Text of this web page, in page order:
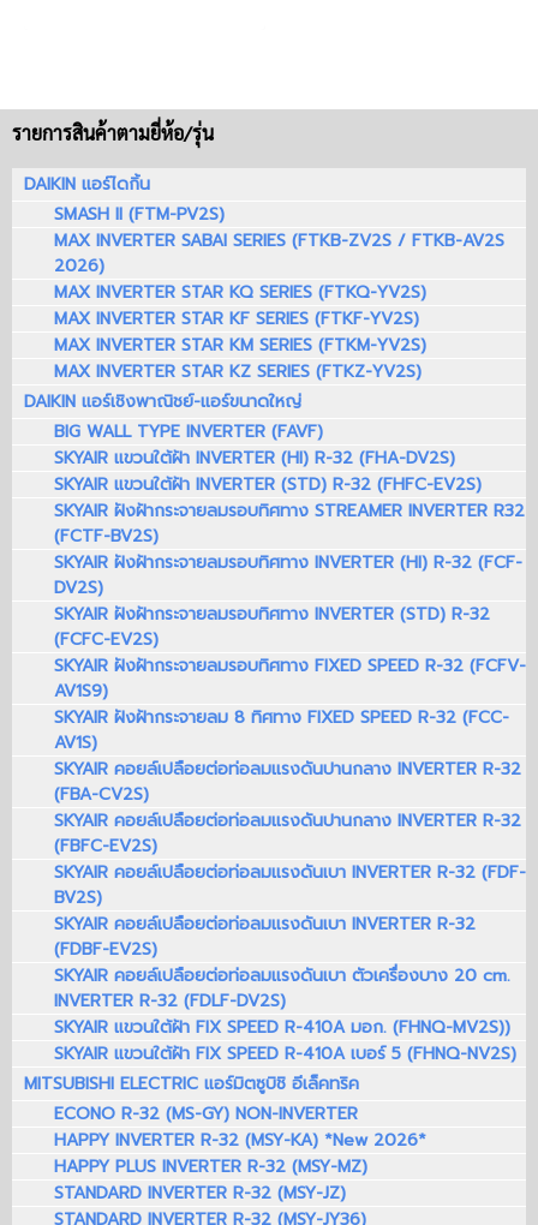
รายการสินค้าตามยี่ห้อ/รุ่น
DAIKIN แอร์ไดกิ้น
SMASH II (FTM-PV2S)
MAX INVERTER SABAI SERIES (FTKB-ZV2S / FTKB-AV2S
2026)
MAX INVERTER STAR KQ SERIES (FTKQ-YV2S)
MAX INVERTER STAR KF SERIES (FTKF-YV2S)
MAX INVERTER STAR KM SERIES (FTKM-YV2S)
MAX INVERTER STAR KZ SERIES (FTKZ-YV2S)
DAIKIN แอร์เชิงพาณิชย์-แอร์ขนาดใหญ่
BIG WALL TYPE INVERTER (FAVF)
SKYAIR แขวนใต้ฝ้า INVERTER (HI) R-32 (FHA-DV2S)
SKYAIR แขวนใต้ฝ้า INVERTER (STD) R-32 (FHFC-EV2S)
SKYAIR ฝังฝ้ากระจายลมรอบทิศทาง STREAMER INVERTER R32
(FCTF-BV2S)
SKYAIR ฝังฝ้ากระจายลมรอบทิศทาง INVERTER (HI) R-32 (FCF-
DV2S)
SKYAIR ฝังฝ้ากระจายลมรอบทิศทาง INVERTER (STD) R-32
(FCFC-EV2S)
SKYAIR ฝังฝ้ากระจายลมรอบทิศทาง FIXED SPEED R-32 (FCFV-
AV1S9)
SKYAIR ฝังฝ้ากระจายลม 8 ทิศทาง FIXED SPEED R-32 (FCC-
AV1S)
SKYAIR คอยล์เปลือยต่อท่อลมแรงดันปานกลาง INVERTER R-32
(FBA-CV2S)
SKYAIR คอยล์เปลือยต่อท่อลมแรงดันปานกลาง INVERTER R-32
(FBFC-EV2S)
SKYAIR คอยล์เปลือยต่อท่อลมแรงดันเบา INVERTER R-32 (FDF-
BV2S)
SKYAIR คอยล์เปลือยต่อท่อลมแรงดันเบา INVERTER R-32
(FDBF-EV2S)
SKYAIR คอยล์เปลือยต่อท่อลมแรงดันเบา ตัวเครื่องบาง 20 cm.
INVERTER R-32 (FDLF-DV2S)
SKYAIR แขวนใต้ฝ้า FIX SPEED R-410A มอก. (FHNQ-MV2S))
SKYAIR แขวนใต้ฝ้า FIX SPEED R-410A เบอร์ 5 (FHNQ-NV2S)
MITSUBISHI ELECTRIC แอร์มิตซูบิชิ อีเล็คทริค
ECONO R-32 (MS-GY) NON-INVERTER
HAPPY INVERTER R-32 (MSY-KA) *New 2026*
HAPPY PLUS INVERTER R-32 (MSY-MZ)
STANDARD INVERTER R-32 (MSY-JZ)
STANDARD INVERTER R-32 (MSY-JY36)